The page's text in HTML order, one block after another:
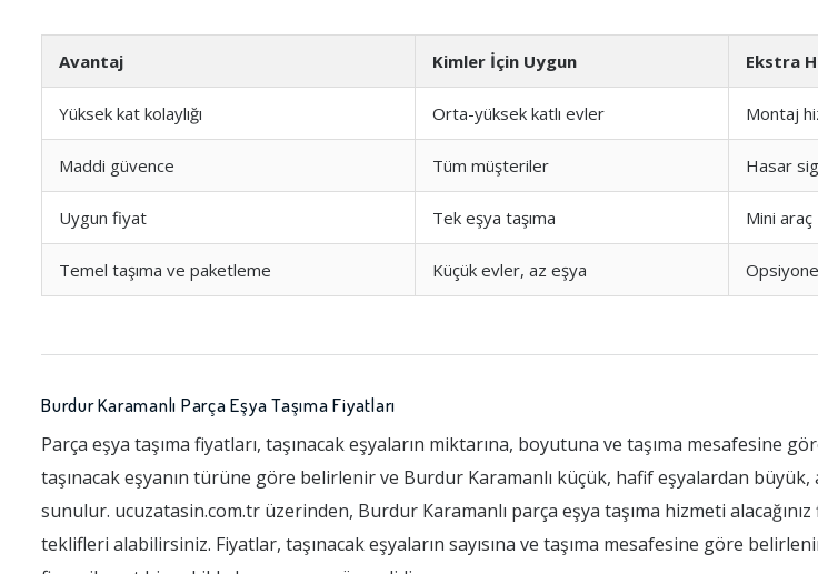
Avantaj Kimler İçin Uygun Ekstra
Yüksek kat kolaylığı Orta-yüksek katlı evler Montaj
Maddi güvence Tüm müşteriler Hasar
Uygun fiyat Tek eşya taşıma Mini araç
Temel taşıma ve paketleme Küçük evler, az eşya
Burdur Karamanlı Parça Eşya Taşıma Fiyatları
Parça eşya taşıma fiyatları, taşınacak eşyaların miktarına, boyutuna ve taşıma mesafesine
taşınacak eşyanın türüne göre belirlenir ve Burdur Karamanlı küçük, hafif eşyalardan büyük,
sunulur. ucuzatasin.com.tr üzerinden, Burdur Karamanlı parça eşya taşıma hizmeti
teklifleri alabilirsiniz. Fiyatlar, taşınacak eşyaların sayısına ve taşıma mesafesine göre